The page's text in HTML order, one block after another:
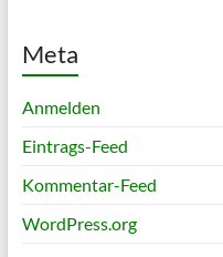
Meta
Anmelden
Eintrags-Feed
Kommentar-Feed
WordPress.org